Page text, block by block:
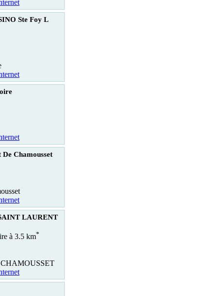
Ste Foy L
Chamousset
LAURENT
à 3.5 km*